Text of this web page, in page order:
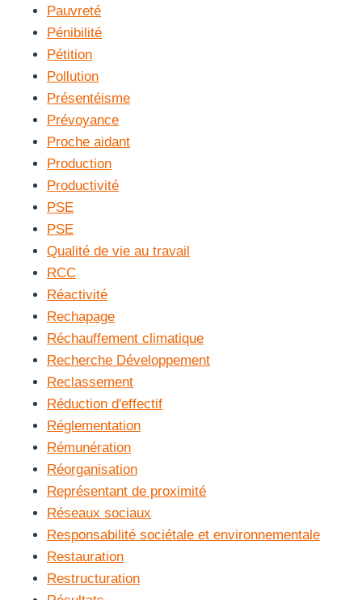
Pauvreté
Pénibilité
Pétition
Pollution
Présentéisme
Prévoyance
Proche aidant
Production
Productivité
PSE
PSE
Qualité de vie au travail
RCC
Réactivité
Rechapage
Réchauffement climatique
Recherche Développement
Reclassement
Réduction d'effectif
Réglementation
Rémunération
Réorganisation
Représentant de proximité
Réseaux sociaux
Responsabilité sociétale et environnementale
Restauration
Restructuration